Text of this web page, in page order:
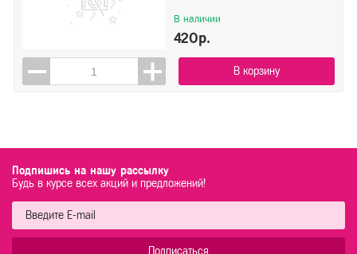
В наличии
420р.
В корзину
Подпишись на нашу рассылку
Будь в курсе всех акций и предложений!
Подписаться